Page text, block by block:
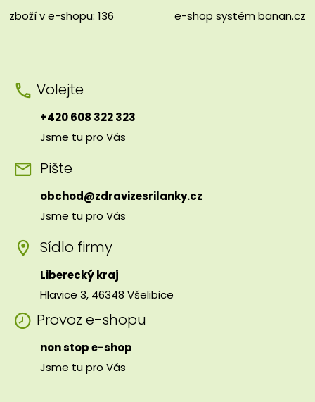
zboží v e-shopu: 136 e-shop systém banan.cz
Volejte
+420 608 322 323
Jsme tu pro Vás
Pište
obchod@zdravizesrilanky.cz
Jsme tu pro Vás
Sídlo firmy
Liberecký kraj
Hlavice 3, 46348 Všelibice
Provoz e-shopu
non stop e-shop
Jsme tu pro Vás